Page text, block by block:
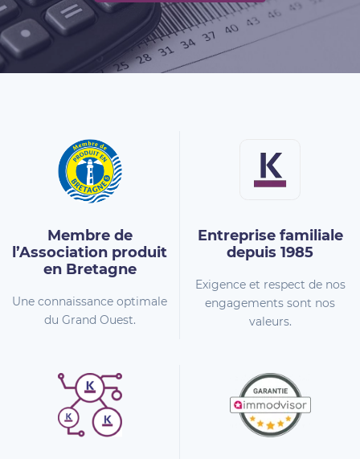
Membre de
l’Association produit
en Bretagne
Une connaissance optimale
du Grand Ouest.
Entreprise familiale
depuis 1985
Exigence et respect de nos
engagements sont nos
valeurs.